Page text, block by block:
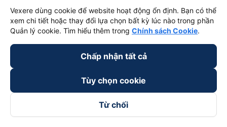
keyboard_arrow_down
Về chúng tôi
keyboard_arrow_down
Hỗ trợ
Trở thành đối tác
Vexere dùng cookie để website hoạt động ổn định. Bạn có thể
xem chi tiết hoặc thay đổi lựa chọn bất kỳ lúc nào trong phần
Quản lý cookie. Tìm hiểu thêm trong Chính sách Cookie.
Chấp nhận tất cả
Tùy chọn cookie
Từ chối